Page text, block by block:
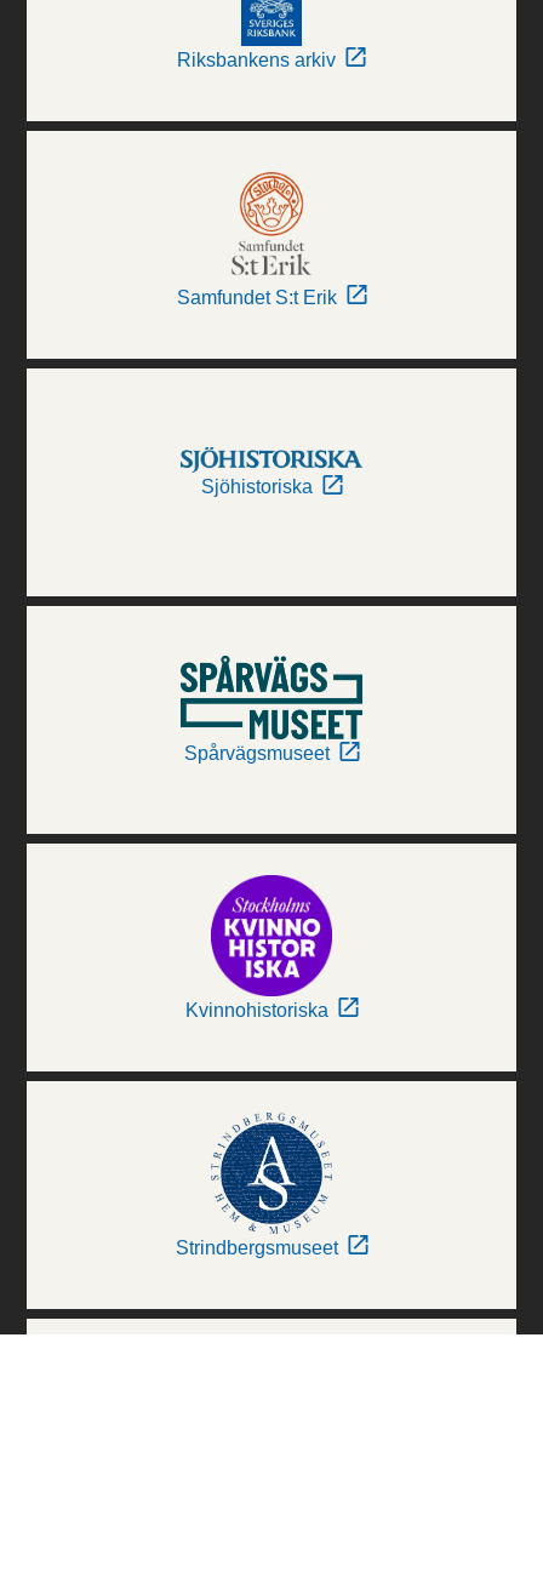
Riksbankens arkiv
Samfundet S:t Erik
Sjöhistoriska
Spårvägsmuseet
Kvinnohistoriska
Strindbergsmuseet